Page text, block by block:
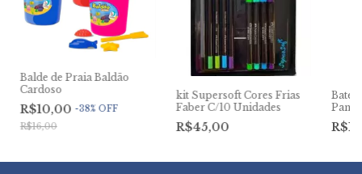
Balde de Praia Baldão
Cardoso
R$10,00 -38% OFF
R$16,00
kit Supersoft Cores Frias
Faber C/10 Unidades
R$45,00